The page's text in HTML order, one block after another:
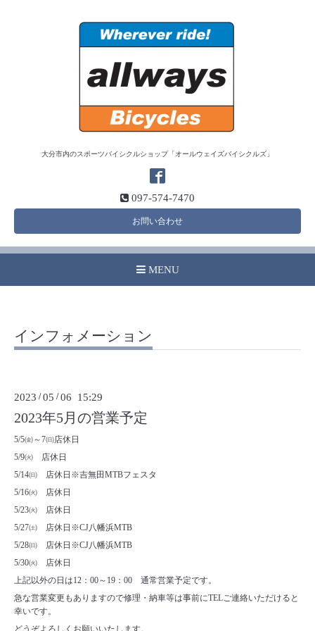
大分市内のスポーツバイシクルショップ「オールウェイズバイシクルズ」
097-574-7470
お問い合わせ
MENU
インフォメーション
2023 /05 /06 15:29
2023年5月の営業予定
5/5㈮～7㈰店休日
5/9㈫ 店休日
5/14㈰ 店休日※吉無田MTBフェスタ
5/16㈫ 店休日
5/23㈫ 店休日
5/27㈯ 店休日※CJ八幡浜MTB
5/28㈰ 店休日※CJ八幡浜MTB
5/30㈫ 店休日
上記以外の日は12：00～19：00 通常営業予定です。
急な営業変更もありますので修理・納車等は事前にTELご連絡いただけると
幸いです。
どうぞよろしくお願いいたします。